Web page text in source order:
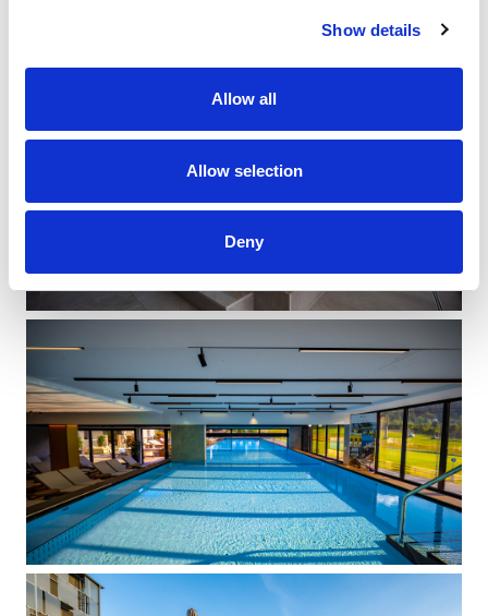
Show details
Allow all
Allow selection
Deny